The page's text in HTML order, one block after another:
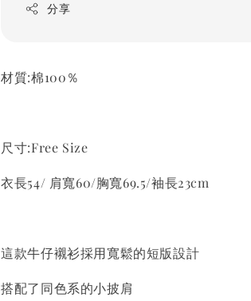
分享
材質:棉100％
尺寸:Free Size
衣長54/ 肩寬60/胸寬69.5/袖長23cm
這款牛仔襯衫採用寬鬆的短版設計
搭配了同色系的小披肩